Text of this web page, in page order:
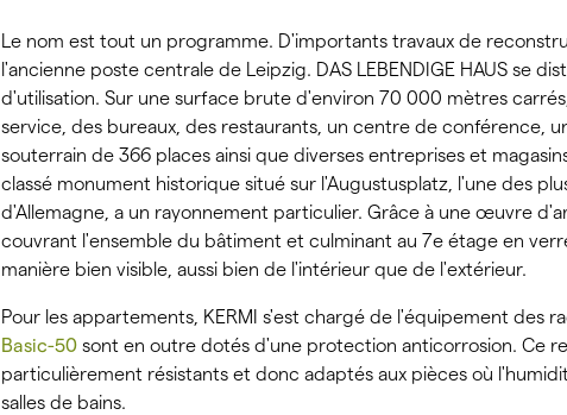
Le nom est tout un programme. D'importants travaux de
l'ancienne poste centrale de Leipzig. DAS LEBENDIGE HAUS se
d'utilisation. Sur une surface brute d'environ 70 000 mètres
service, des bureaux, des restaurants, un centre de conférence,
souterrain de 366 places ainsi que diverses entreprises et
classé monument historique situé sur l'Augustusplatz, l'une des
d'Allemagne, a un rayonnement particulier. Grâce à une œuvre
couvrant l'ensemble du bâtiment et culminant au 7e étage en
manière bien visible, aussi bien de l'intérieur que de l'extérieur.
Pour les appartements, KERMI s'est chargé de l'équipement des
Basic-50sont en outre dotés d'une protection anticorrosion. Ce
particulièrement résistants et donc adaptés aux pièces où
salles de bains.